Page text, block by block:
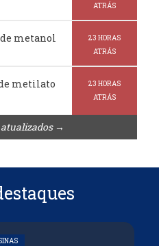
ATRÁS
metanol
23 HORAS
ATRÁS
metilato
23 HORAS
ATRÁS
→